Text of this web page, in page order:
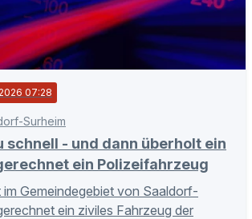
07:28
Surheim
schnell - und dann überholt ein
ein Polizeifahrzeug
im Gemeindegebiet von Saaldorf-
ein ziviles Fahrzeug der